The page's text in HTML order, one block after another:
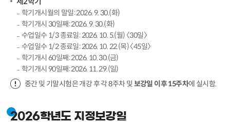
학기개시월의 말일: 2026. 9. 30.(화)
학기개시 30일째: 2026. 9. 30.(화)
수업일수 1/3 종료일: 2026. 10. 5.(월) 〈30일〉
수업일수 1/2 종료일: 2026. 10. 22.(목) 〈45일〉
학기개시 60일째: 2026. 10. 30.(금)
학기개시 90일째: 2026. 11. 29.(일)
중간 및 기말시험은 개강 후 각 8주차 및 보강일 이후 15주차에 실시함.
2026학년도 지정보강일